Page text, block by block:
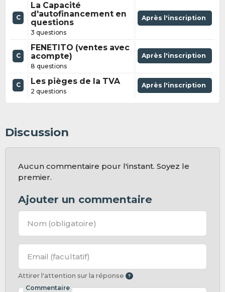
C
La Capacité
d'autofinancement en
questions
3 questions
Après l'inscription
C
FENETITO (ventes avec
acompte)
8 questions
Après l'inscription
C Les pièges de la TVA
2 questions
Après l'inscription
Discussion
Aucun commentaire pour l'instant. Soyez le
premier.
Ajouter un commentaire
Nom (obligatoire)
Email (facultatif)
Attirer l'attention sur la réponse
Commentaire